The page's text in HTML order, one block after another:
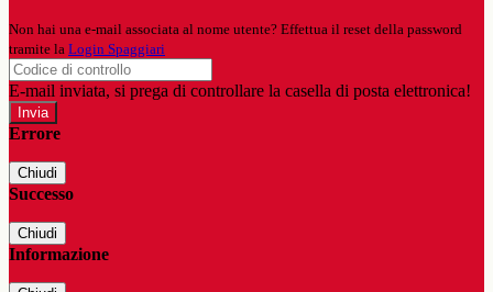
Non hai una e-mail associata al nome utente? Effettua il reset della password
tramite la Login Spaggiari
E-mail inviata, si prega di controllare la casella di posta elettronica!
Errore
Chiudi
Successo
Chiudi
Informazione